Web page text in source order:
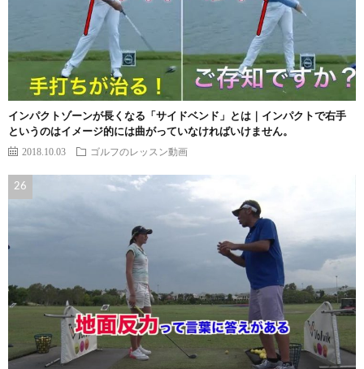
インパクトゾーンが長くなる「サイドベンド」とは｜インパクトで右手
というのはイメージ的には曲がっていなければいけません。
2018.10.03 ゴルフのレッスン動画